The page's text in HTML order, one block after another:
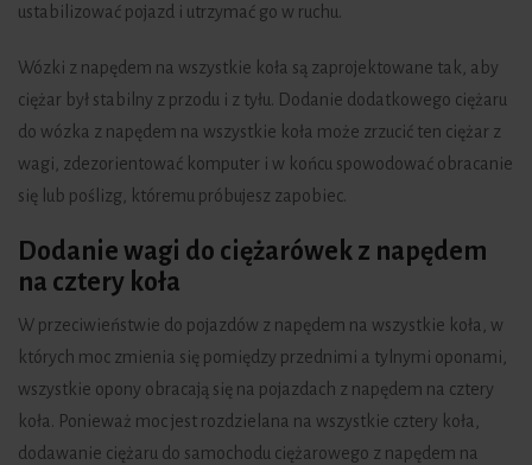
ustabilizować pojazd i utrzymać go w ruchu.
Wózki z napędem na wszystkie koła są zaprojektowane tak, aby
ciężar był stabilny z przodu i z tyłu. Dodanie dodatkowego ciężaru
do wózka z napędem na wszystkie koła może zrzucić ten ciężar z
wagi, zdezorientować komputer i w końcu spowodować obracanie
się lub poślizg, któremu próbujesz zapobiec.
Dodanie wagi do ciężarówek z napędem
na cztery koła
W przeciwieństwie do pojazdów z napędem na wszystkie koła, w
których moc zmienia się pomiędzy przednimi a tylnymi oponami,
wszystkie opony obracają się na pojazdach z napędem na cztery
koła. Ponieważ moc jest rozdzielana na wszystkie cztery koła,
dodawanie ciężaru do samochodu ciężarowego z napędem na